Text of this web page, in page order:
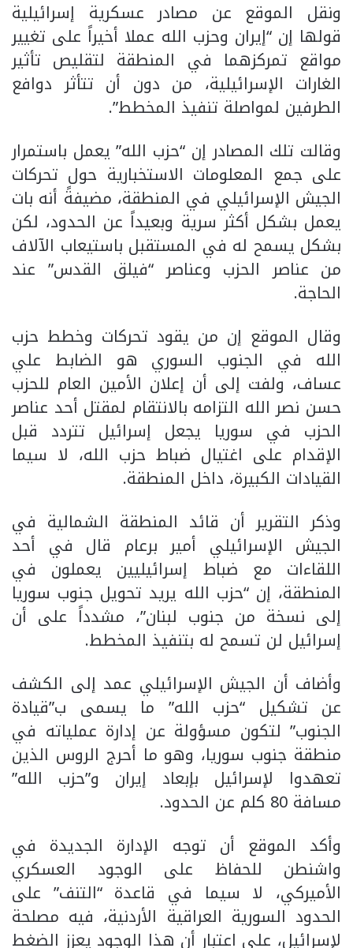
ونقل الموقع عن مصادر عسكرية إسرائيلية
قولها إن “إيران وحزب الله عملا أخيراً على تغيير
مواقع تمركزهما في المنطقة لتقليص تأثير
الغارات الإسرائيلية، من دون أن تتأثر دوافع
الطرفين لمواصلة تنفيذ المخطط”.
وقالت تلك المصادر إن “حزب الله” يعمل باستمرار
على جمع المعلومات الاستخبارية حول تحركات
الجيش الإسرائيلي في المنطقة، مضيفةً أنه بات
يعمل بشكل أكثر سرية وبعيداً عن الحدود، لكن
بشكل يسمح له في المستقبل باستيعاب الآلاف
من عناصر الحزب وعناصر “فيلق القدس” عند
الحاجة.
وقال الموقع إن من يقود تحركات وخطط حزب
الله في الجنوب السوري هو الضابط علي
عساف، ولفت إلى أن إعلان الأمين العام للحزب
حسن نصر الله التزامه بالانتقام لمقتل أحد عناصر
الحزب في سوريا يجعل إسرائيل تتردد قبل
الإقدام على اغتيال ضباط حزب الله، لا سيما
القيادات الكبيرة، داخل المنطقة.
وذكر التقرير أن قائد المنطقة الشمالية في
الجيش الإسرائيلي أمير برعام قال في أحد
اللقاءات مع ضباط إسرائيليين يعملون في
المنطقة، إن “حزب الله يريد تحويل جنوب سوريا
إلى نسخة من جنوب لبنان”، مشدداً على أن
إسرائيل لن تسمح له بتنفيذ المخطط.
وأضاف أن الجيش الإسرائيلي عمد إلى الكشف
عن تشكيل “حزب الله” ما يسمى ب”قيادة
الجنوب” لتكون مسؤولة عن إدارة عملياته في
منطقة جنوب سوريا، وهو ما أحرج الروس الذين
تعهدوا لإسرائيل بإبعاد إيران و”حزب الله”
مسافة 80 كلم عن الحدود.
وأكد الموقع أن توجه الإدارة الجديدة في
واشنطن للحفاظ على الوجود العسكري
الأميركي، لا سيما في قاعدة “التنف” على
الحدود السورية العراقية الأردنية، فيه مصلحة
لإسرائيل، على اعتبار أن هذا الوجود يعزز الضغط